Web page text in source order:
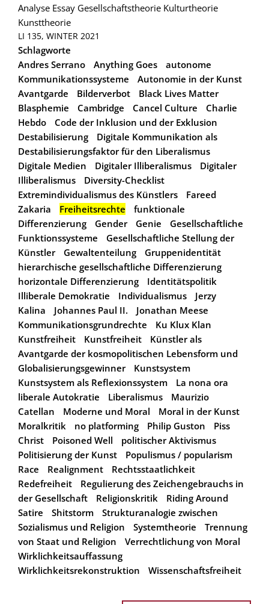
Analyse Essay Gesellschaftstheorie Kulturtheorie
Kunsttheorie
LI 135, WINTER 2021
Schlagworte
Andres Serrano
Anything Goes
autonome
Kommunikationssysteme
Autonomie in der Kunst
Avantgarde
Bilderverbot
Black Lives Matter
Blasphemie
Cambridge Cancel Culture
Charlie
Hebdo
Code der Inklusion und der Exklusion
Destabilisierung
Digitale Kommunikation als
Destabilisierungsfaktor für den Liberalismus
Digitale Medien
Digitaler Illiberalismus
Digitaler
Illiberalismus
Diversity-Checklist
Extremindividualismus des Künstlers
Fareed
Zakaria
Freiheitsrechte
funktionale
Differenzierung
Gender Genie
Gesellschaftliche
Funktionssysteme
Gesellschaftliche Stellung der
Künstler
Gewaltenteilung
Gruppenidentität
hierarchische gesellschaftliche Differenzierung
horizontale Differenzierung
Identitätspolitik
Illiberale Demokratie
Individualismus
Jerzy
Kalina
Johannes Paul II.
Jonathan Meese
Kommunikationsgrundrechte
Ku Klux Klan
Kunstfreiheit
Kunstfreiheit
Künstler als
Avantgarde der kosmopolitischen Lebensform und
Globalisierungsgewinner
Kunstsystem
Kunstsystem als Reflexionssystem
La nona ora
liberale Autokratie
Liberalismus
Maurizio
Catellan
Moderne und Moral
Moral in der Kunst
Moralkritik
no platforming Philip Guston
Piss
Christ
Poisoned Well
politischer Aktivismus
Politisierung der Kunst
Populismus / popularism
Race
Realignment
Rechtsstaatlichkeit
Redefreiheit
Regulierung des Zeichengebrauchs in
der Gesellschaft
Religionskritik
Riding Around
Satire
Shitstorm
Strukturanalogie zwischen
Sozialismus und Religion
Systemtheorie
Trennung
von Staat und Religion
Verrechtlichung von Moral
Wirklichkeitsauffassung
Wirklichkeitsrekonstruktion
Wissenschaftsfreiheit